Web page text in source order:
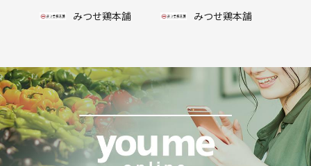
みつせ鶏本舗 みつせ鶏本舗